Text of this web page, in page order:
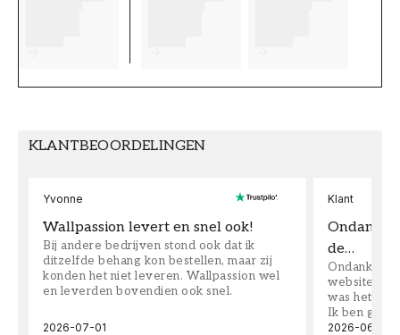
KLANTBEOORDELINGEN
Yvonne
Wallpassion levert en snel ook!
Bij andere bedrijven stond ook dat ik
ditzelfde behang kon bestellen, maar zij
konden het niet leveren. Wallpassion wel
en leverden bovendien ook snel.
2026-07-01
Klant
Ondanks
de…
Ondanks
website
was het
Ik ben
2026-06-08